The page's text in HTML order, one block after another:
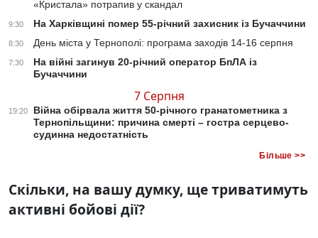
«Кристала» потрапив у скандал
9:30 На Харківщині помер 55-річний захисник із Бучаччини
8:30 День міста у Тернополі: програма заходів 14-16 серпня
7:30
На війні загинув 20-річний оператор БпЛА із
Бучаччини
7 Серпня
19:20
Війна обірвала життя 50-річного гранатометника з
Тернопільщини: причина смерті – гостра серцево-
судинна недостатність
Більше >>
Скільки, на вашу думку, ще триватимуть
активні бойові дії?